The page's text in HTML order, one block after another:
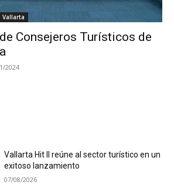
Consejeros Turísticos de
2024
Vallarta Hit II reúne al sector turístico en un
exitoso lanzamiento
07/08/2026